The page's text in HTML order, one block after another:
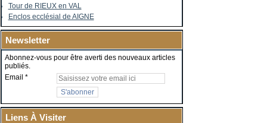
Tour de RIEUX en VAL
Enclos ecclésial de AIGNE
Newsletter
Abonnez-vous pour être averti des nouveaux articles
publiés.
Email
Liens À Visiter